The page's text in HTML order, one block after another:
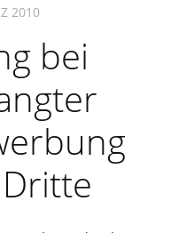
2010
bei